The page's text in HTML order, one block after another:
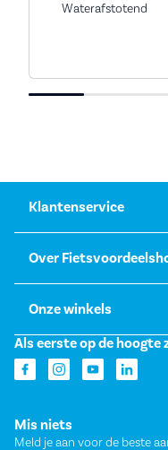
Waterafstotend
Klantenservice
Over
Onze winkels
Als eerste op de hoogte
Mis niets
Meld je aan voor de beste